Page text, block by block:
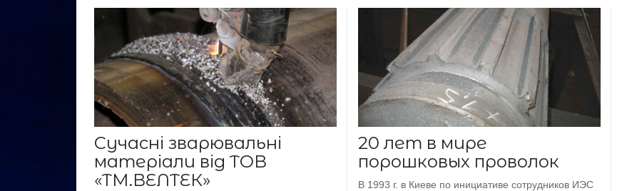
Сучасні зварювальні
матеріали від ТОВ
«ТМ.ВЕЛТЕК»
20 лет в мире
порошковых проволок
В 1993 г. в Киеве по инициативе сотрудников ИЭС